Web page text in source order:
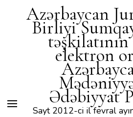
Azərbaycan
Birliyi
elektron
Ədəbiyyat
Sayt 2012-ci il fevral